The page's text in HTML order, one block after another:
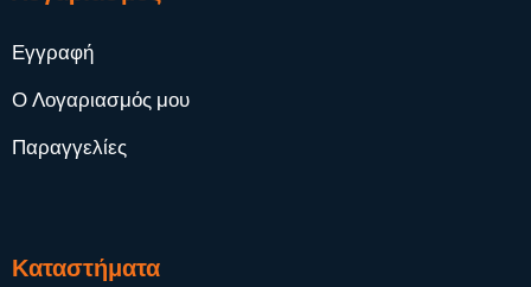
Εγγραφή
Ο Λογαριασμός μου
Παραγγελίες
Καταστήματα